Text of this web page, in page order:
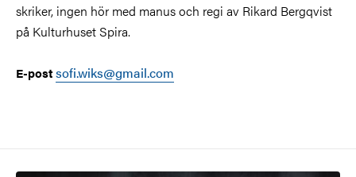
skriker, ingen hör med manus och regi av Rikard Bergqvist
på Kulturhuset Spira.
E-postsofi.wiks@gmail.com